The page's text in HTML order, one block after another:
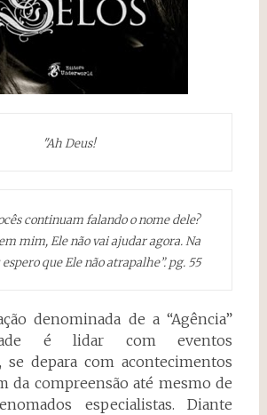
"Ah Deus!
continuam falando o nome dele?
mim, Ele não vai ajudar agora. Na
que Ele não atrapalhe”. pg. 55
denominada de a “Agência”
é lidar com eventos
se depara com acontecimentos
da compreensão até mesmo de
especialistas. Diante